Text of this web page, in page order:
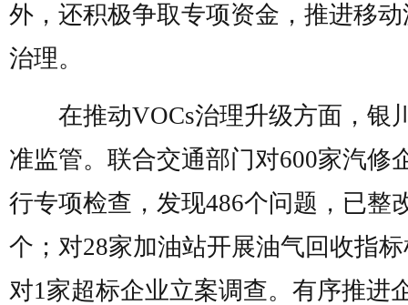
外，还积极争取专项资金，推进移
治理。
在推动VOCs治理升级方面，银
准监管。联合交通部门对600家汽修
行专项检查，发现486个问题，已整
个；对28家加油站开展油气回收指
对1家超标企业立案调查。有序推进